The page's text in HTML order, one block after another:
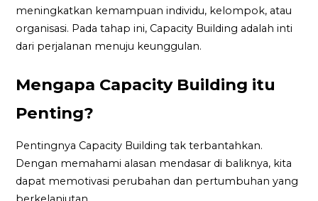
meningkatkan kemampuan individu, kelompok, atau
organisasi. Pada tahap ini, Capacity Building adalah inti
dari perjalanan menuju keunggulan.
Mengapa Capacity Building itu
Penting?
Pentingnya Capacity Building tak terbantahkan.
Dengan memahami alasan mendasar di baliknya, kita
dapat memotivasi perubahan dan pertumbuhan yang